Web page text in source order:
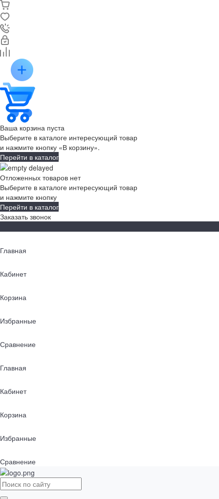
Ваша корзина пуста
Выберите в каталоге интересующий товар
и нажмите кнопку «В корзину».
Перейти в каталог
Отложенных товаров нет
Выберите в каталоге интересующий товар
и нажмите кнопку
Перейти в каталог
Заказать звонок
Главная
Кабинет
Корзина
Избранные
Сравнение
Главная
Кабинет
Корзина
Избранные
Сравнение